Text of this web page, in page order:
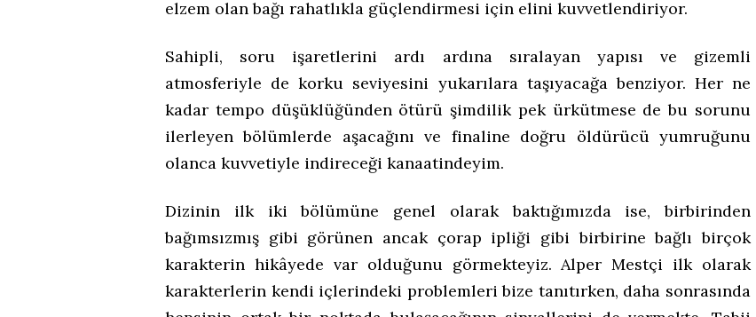
elzem olan bağı rahatlıkla güçlendirmesi için elini kuvvetlendiriyor.
Sahipli, soru işaretlerini ardı ardına sıralayan yapısı ve gizemli
atmosferiyle de korku seviyesini yukarılara taşıyacağa benziyor. Her ne
kadar tempo düşüklüğünden ötürü şimdilik pek ürkütmese de bu sorunu
ilerleyen bölümlerde aşacağını ve finaline doğru öldürücü yumruğunu
olanca kuvvetiyle indireceği kanaatindeyim.
Dizinin ilk iki bölümüne genel olarak baktığımızda ise, birbirinden
bağımsızmış gibi görünen ancak çorap ipliği gibi birbirine bağlı birçok
karakterin hikâyede var olduğunu görmekteyiz. Alper Mestçi ilk olarak
karakterlerin kendi içlerindeki problemleri bize tanıtırken, daha sonrasında